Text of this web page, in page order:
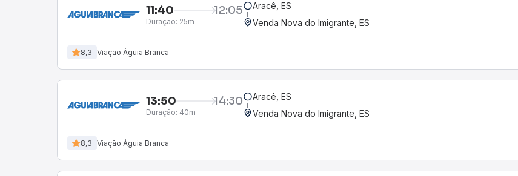
11:40 12:05
Duração: 25m
Aracê, ES
Venda Nova do Imigrante, ES
8,3 Viação Águia Branca
13:50 14:30
Duração: 40m
Aracê, ES
Venda Nova do Imigrante, ES
8,3 Viação Águia Branca